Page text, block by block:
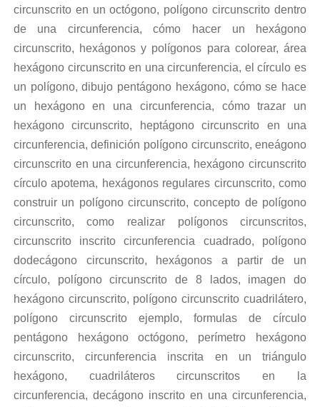
circunscrito en un octógono, polígono circunscrito dentro
de una circunferencia, cómo hacer un hexágono
circunscrito, hexágonos y polígonos para colorear, área
hexágono circunscrito en una circunferencia, el círculo es
un polígono, dibujo pentágono hexágono, cómo se hace
un hexágono en una circunferencia, cómo trazar un
hexágono circunscrito, heptágono circunscrito en una
circunferencia, definición polígono circunscrito, eneágono
circunscrito en una circunferencia, hexágono circunscrito
círculo apotema, hexágonos regulares circunscrito, como
construir un polígono circunscrito, concepto de polígono
circunscrito, como realizar polígonos circunscritos,
circunscrito inscrito circunferencia cuadrado, polígono
dodecágono circunscrito, hexágonos a partir de un
círculo, polígono circunscrito de 8 lados, imagen do
hexágono circunscrito, polígono circunscrito cuadrilátero,
polígono circunscrito ejemplo, formulas de círculo
pentágono hexágono octógono, perímetro hexágono
circunscrito, circunferencia inscrita en un triángulo
hexágono, cuadriláteros circunscritos en la
circunferencia, decágono inscrito en una circunferencia,